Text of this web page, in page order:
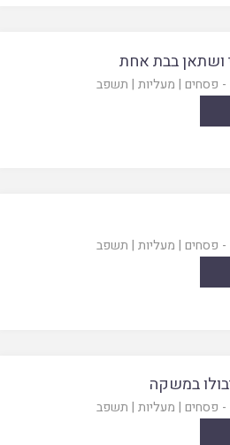
ושתאן בבת אחת
- פסחים | מעליות | תשפב
- פסחים | מעליות | תשפב
במשקה
- פסחים | מעליות | תשפב